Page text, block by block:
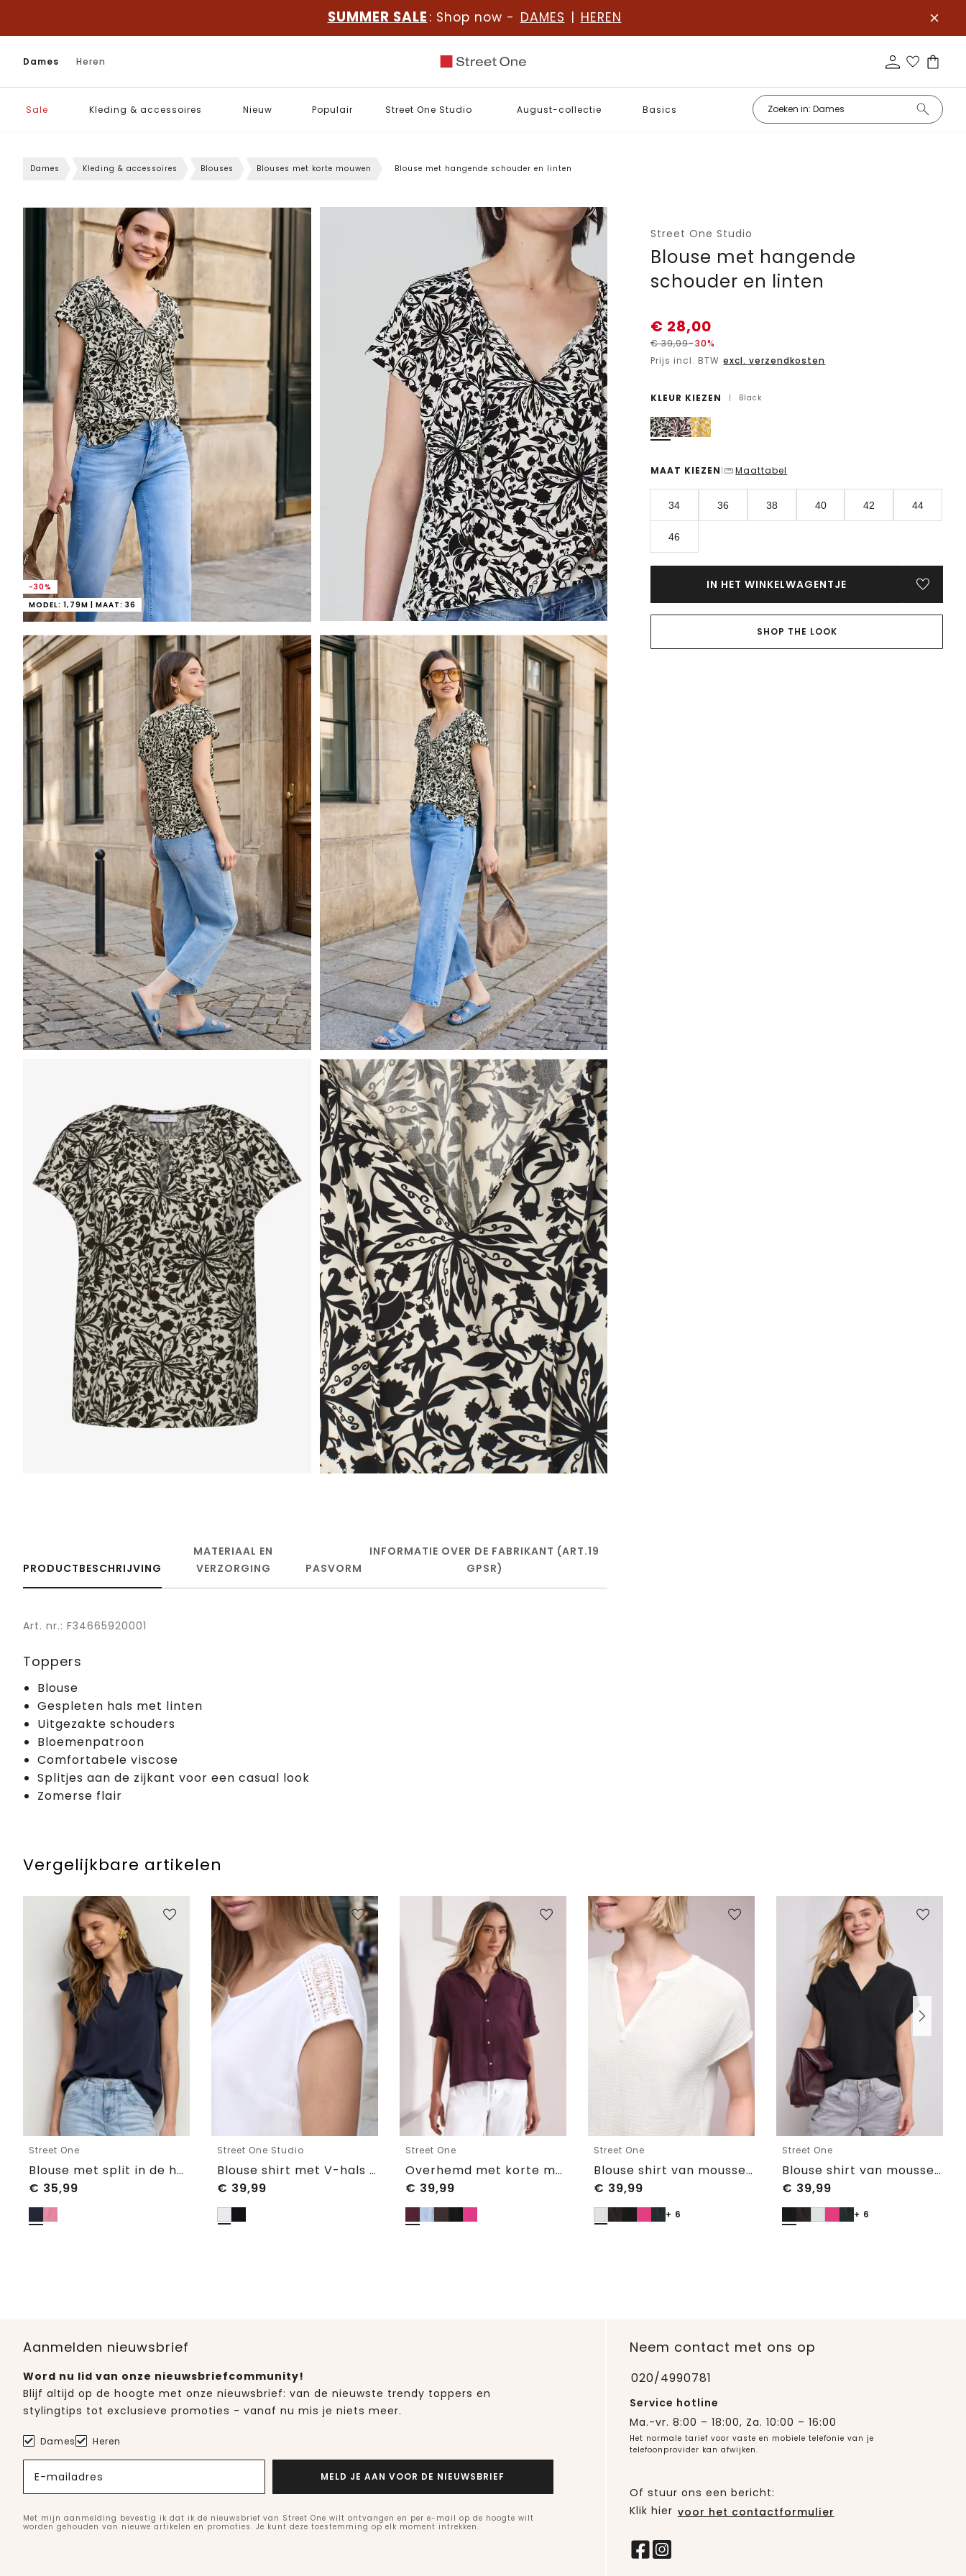
SUMMER SALE : Shop now - DAMES | HEREN
Dames Heren
Sale Kleding & accessoires Nieuw Populair Street One Studio August-collectie Basics
Dames Kleding & accessoires Blouses Blouses met korte mouwen Blouse met hangende schouder en linten
-30%
MODEL: 1,79M | MAAT: 36
Street One Studio
Blouse met hangende
schouder en linten
€ 28,00
€39,99-30%
Prijs incl. BTW excl. verzendkosten
KLEUR KIEZEN | Black
MAAT KIEZEN | Maattabel
34 36 38 40 42 44
46
IN HET WINKELWAGENTJE
SHOP THE LOOK
PRODUCTBESCHRIJVING
MATERIAAL EN
VERZORGING
PASVORM
INFORMATIE OVER DE FABRIKANT (ART.19
GPSR)
Art. nr.: F34665920001
Toppers
Blouse
Gespleten hals met linten
Uitgezakte schouders
Bloemenpatroon
Comfortabele viscose
Splitjes aan de zijkant voor een casual look
Zomerse flair
Vergelijkbare artikelen
Street One
Blouse met split in de hals en volantmouwen
€ 35,99
Street One Studio
Blouse shirt met V-hals en kant
€ 39,99
Street One
Overhemd met korte mouwen en omgeslagen manchetten
€ 39,99
Street One
Blouse shirt van mousseline
€ 39,99
+ 6
Street One
Blouse shirt van mousseline
€ 39,99
+ 6
Aanmelden nieuwsbrief
Word nu lid van onze nieuwsbriefcommunity!
Blijf altijd op de hoogte met onze nieuwsbrief: van de nieuwste trendy toppers en
stylingtips tot exclusieve promoties - vanaf nu mis je niets meer.
Dames Heren
E-mailadres MELD JE AAN VOOR DE NIEUWSBRIEF
Met mijn aanmelding bevestig ik dat ik de nieuwsbrief van Street One wilt ontvangen en per e-mail op de hoogte wilt
worden gehouden van nieuwe artikelen en promoties. Je kunt deze toestemming op elk moment intrekken.
Neem contact met ons op
020/4990781
Service hotline
Ma.-vr. 8:00 – 18:00, Za. 10:00 – 16:00
Het normale tarief voor vaste en mobiele telefonie van je
telefoonprovider kan afwijken.
Of stuur ons een bericht:
Klik hier voor het contactformulier